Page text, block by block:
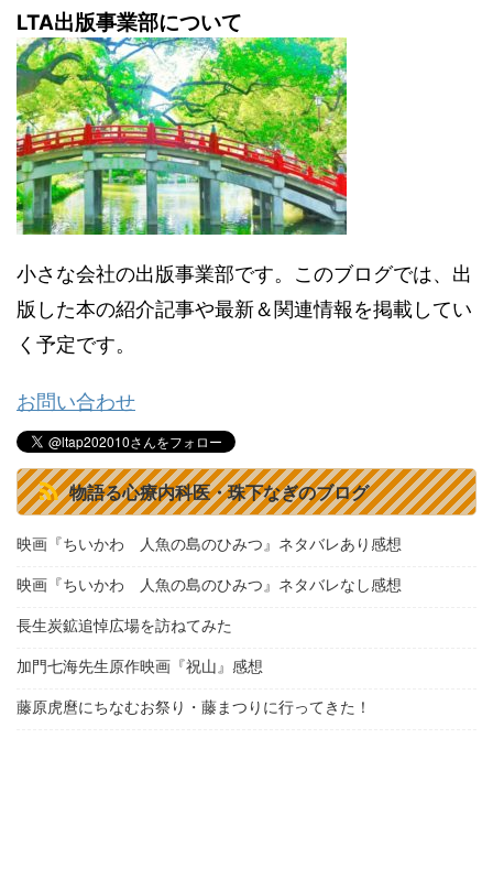
LTA出版事業部について
小さな会社の出版事業部です。このブログでは、出
版した本の紹介記事や最新＆関連情報を掲載してい
く予定です。
お問い合わせ
物語る心療内科医・珠下なぎのブログ
映画『ちいかわ 人魚の島のひみつ』ネタバレあり感想
映画『ちいかわ 人魚の島のひみつ』ネタバレなし感想
長生炭鉱追悼広場を訪ねてみた
加門七海先生原作映画『祝山』感想
藤原虎麿にちなむお祭り・藤まつりに行ってきた！